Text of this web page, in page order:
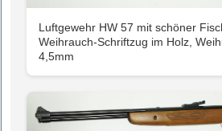
Luftgewehr HW 57 mit schöner
Weihrauch-Schriftzug im Holz,
4,5mm